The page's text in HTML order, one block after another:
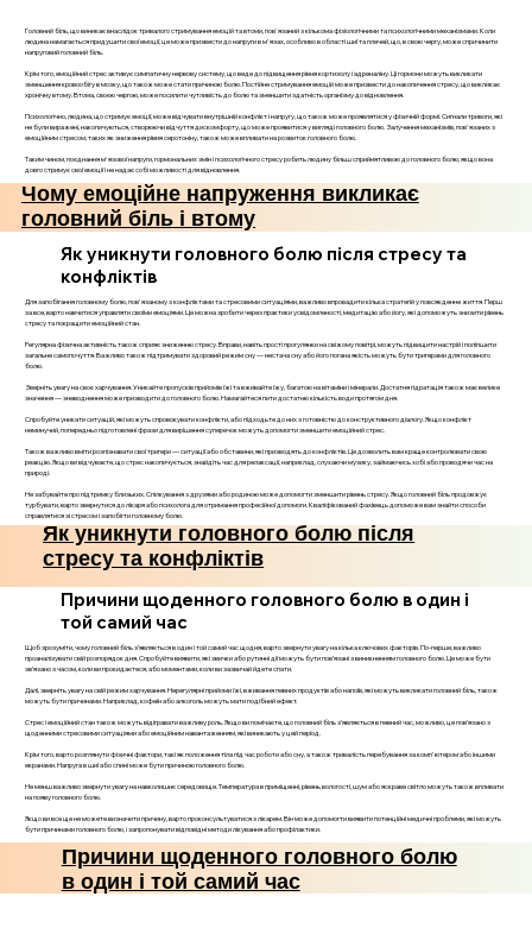
Головний біль, що виникає внаслідок тривалого стримування емоцій та втоми, пов'язаний з кількома фізіологічними та психологічними механізмами. Коли
людина намагається придушити свої емоції, це може призвести до напруги в м'язах, особливо в області шиї та плечей, що, в свою чергу, може спричинити
напруговий головний біль.
Крім того, емоційний стрес активує симпатичну нервову систему, що веде до підвищення рівня кортизолу і адреналіну. Ці гормони можуть викликати
зменшення кровообігу в мозку, що також може стати причиною болю. Постійне стримування емоцій може призвести до накопичення стресу, що викликає
хронічну втому. Втома, своєю чергою, може посилити чутливість до болю та зменшити здатність організму до відновлення.
Психологічно, людина, що стримує емоції, може відчувати внутрішній конфлікт і напругу, що також може проявлятися у фізичній формі. Сигнали тривоги, які
не були виражені, накопичуються, створюючи відчуття дискомфорту, що може проявитися у вигляді головного болю. Залучення механізмів, пов'язаних з
емоційним стресом, таких як зниження рівня серотоніну, також може впливати на розвиток головного болю.
Таким чином, поєднання м'язової напруги, гормональних змін і психологічного стресу робить людину більш сприйнятливою до головного болю, якщо вона
довго стримує свої емоції і не надає собі можливості для відновлення.
Чому емоційне напруження викликає
головний біль і втому
Як уникнути головного болю після стресу та
конфліктів
Для запобігання головному болю, пов'язаному з конфліктами та стресовими ситуаціями, важливо впровадити кілька стратегій у повсякденне життя. Перш
за все, варто навчитися управляти своїми емоціями. Це можна зробити через практики усвідомленості, медитацію або йогу, які допоможуть знизити рівень
стресу та покращити емоційний стан.
Регулярна фізична активність також сприяє зниженню стресу. Вправи, навіть прості прогулянки на свіжому повітрі, можуть підвищити настрій і поліпшити
загальне самопочуття. Важливо також підтримувати здоровий режим сну — нестача сну або його погана якість можуть бути тригерами для головного
болю.
Зверніть увагу на своє харчування. Уникайте пропусків прийомів їжі та вживайте їжу, багатою на вітаміни і мінерали. Достатня гідратація також має велике
значення — зневоднення може призводити до головного болю. Намагайтеся пити достатню кількість води протягом дня.
Спробуйте уникати ситуацій, які можуть спровокувати конфлікти, або підходьте до них з готовністю до конструктивного діалогу. Якщо конфлікт
неминучий, попередньо підготовлені фрази для вирішення суперечок можуть допомогти зменшити емоційний стрес.
Також важливо вміти розпізнавати свої тригери — ситуації або обставини, які призводять до конфліктів. Це дозволить вам краще контролювати свою
реакцію. Якщо ви відчуваєте, що стрес накопичується, знайдіть час для релаксації, наприклад, слухаючи музику, займаючись хобі або проводячи час на
природі.
Не забувайте про підтримку близьких. Спілкування з друзями або родиною може допомогти зменшити рівень стресу. Якщо головний біль продовжує
турбувати, варто звернутися до лікаря або психолога для отримання професійної допомоги. Кваліфікований фахівець допоможе вам знайти способи
справлятися зі стресом і запобігти головному болю.
Як уникнути головного болю після
стресу та конфліктів
Причини щоденного головного болю в один і
той самий час
Щоб зрозуміти, чому головний біль з’являється в один і той самий час щодня, варто звернути увагу на кілька ключових факторів. По-перше, важливо
проаналізувати свій розпорядок дня. Спробуйте виявити, які звички або рутинні дії можуть бути пов’язані з виникненням головного болю. Це може бути
зв’язано з часом, коли ви прокидаєтеся, або моментами, коли ви зазвичай йдете спати.
Далі, зверніть увагу на свій режим харчування. Нерегулярні прийоми їжі, вживання певних продуктів або напоїв, які можуть викликати головний біль, також
можуть бути причинами. Наприклад, кофеїн або алкоголь можуть мати подібний ефект.
Стрес і емоційний стан також можуть відігравати важливу роль. Якщо ви помічаєте, що головний біль з’являється в певний час, можливо, це пов’язано з
щоденними стресовими ситуаціями або емоційним навантаженням, які виникають у цей період.
Крім того, варто розглянути фізичні фактори, такі як положення тіла під час роботи або сну, а також тривалість перебування за комп'ютером або іншими
екранами. Напруга в шиї або спині може бути причиною головного болю.
Не менш важливо звернути увагу на навколишнє середовище. Температура в приміщенні, рівень вологості, шум або яскраве світло можуть також впливати
на появу головного болю.
Якщо ви все ще не можете визначити причину, варто проконсультуватися з лікарем. Він може допомогти виявити потенційні медичні проблеми, які можуть
бути причинами головного болю, і запропонувати відповідні методи лікування або профілактики.
Причини щоденного головного болю
в один і той самий час